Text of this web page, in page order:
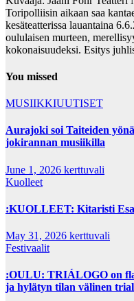
Toripolliisin aikaan saa
kesäteatterissa lauantaina
oululaisen murteen,
kokonaisuudeksi. Esitys
You missed
MUSIIKKIUUTISET
Aurajoki soi Taiteiden
jokirannan musiikilla
June 1, 2026 kerttuvali
Kuolleet
:KUOLLEET: Kitaristi
May 31, 2026 kerttuvali
Festivaalit
:OULU: TRIÁLOGO on
ja hylätyn tilan välinen